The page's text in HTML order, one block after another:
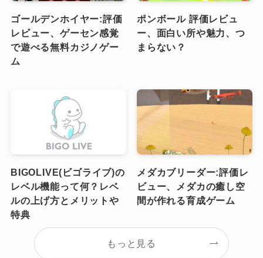
ゴールデンホイヤー:評価
レビュー、ゲーセン感覚
で遊べる無料カジノゲー
ム
ポンボール 評価レビュ
ー、面白い所や魅力、つ
まらない？
BIGOLIVE(ビゴライブ)の
レベル機能って何？レベ
ルの上げ方とメリットや
特典
メダカブリーダー:評価レ
ビュー、メダカの癒し空
間が作れる育成ゲーム
もっと見る